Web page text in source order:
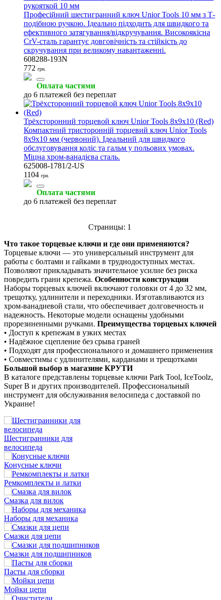
рукояткой 10 мм
Професійний шестигранний ключ Unior Tools 10 мм з Т-
подібною ручкою. Ідеально підходить для швидкого та
ефективного затягування/відкручування. Високоякісна
CrV-сталь гарантує довговічність та стійкість до
скручування при великому навантаженні.
608288-193N
772 грн.
Оплата частями
до 6 платежей без переплат
Трёхсторонний торцевой ключ Unior Tools 8x9x10 (Red)
Компактний тристоронній торцевий ключ Unior Tools
8x9x10 мм (червоний). Ідеальний для швидкого
обслуговування коліс та гальм у польових умовах.
Міцна хром-ванадієва сталь.
625008-1781/2-US
1104 грн.
Оплата частями
до 6 платежей без переплат
Страницы: 1
Что такое торцевые ключи и где они применяются?
Торцевые ключи — это универсальный инструмент для
работы с болтами и гайками в труднодоступных местах.
Позволяют прикладывать значительное усилие без риска
повредить грани крепежа. Особенности конструкции
Наборы торцевых ключей включают головки от 4 до 32 мм,
трещотку, удлинители и переходники. Изготавливаются из
хром-ванадиевой стали, что обеспечивает долговечность и
надежность. Некоторые модели оснащены удобными
прорезиненными ручками. Преимущества торцевых ключей
• Доступ к крепежам в узких местах
• Надёжное сцепление без срыва граней
• Подходят для профессионального и домашнего применения
• Совместимы с удлинителями, карданами и трещотками
Большой выбор в магазине КРУТИ
В каталоге представлены торцевые ключи Park Tool, IceToolz,
Super B и других производителей. Профессиональный
инструмент для обслуживания велосипеда с доставкой по
Украине!
Шестигранники для
велосипеда
Конусные ключи
Ремкомплекты и латки
Смазка для вилок
Наборы для механика
Смазки для цепи
Смазки для подшипников
Пасты для сборки
Мойки цепи